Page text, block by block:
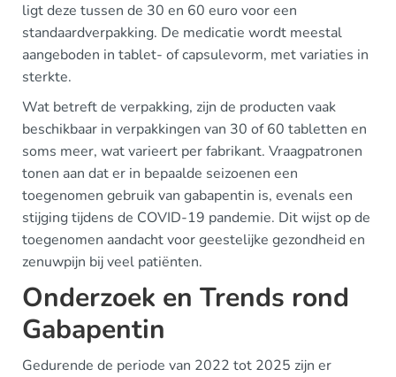
ligt deze tussen de 30 en 60 euro voor een
standaardverpakking. De medicatie wordt meestal
aangeboden in tablet- of capsulevorm, met variaties in
sterkte.
Wat betreft de verpakking, zijn de producten vaak
beschikbaar in verpakkingen van 30 of 60 tabletten en
soms meer, wat varieert per fabrikant. Vraagpatronen
tonen aan dat er in bepaalde seizoenen een
toegenomen gebruik van gabapentin is, evenals een
stijging tijdens de COVID-19 pandemie. Dit wijst op de
toegenomen aandacht voor geestelijke gezondheid en
zenuwpijn bij veel patiënten.
Onderzoek en Trends rond
Gabapentin
Gedurende de periode van 2022 tot 2025 zijn er